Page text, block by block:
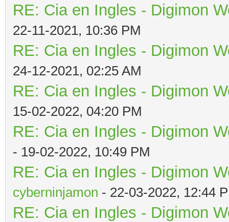
RE: Cia en Ingles - Digimon
22-11-2021, 10:36 PM
RE: Cia en Ingles - Digimon
24-12-2021, 02:25 AM
RE: Cia en Ingles - Digimon
15-02-2022, 04:20 PM
RE: Cia en Ingles - Digimon
- 19-02-2022, 10:49 PM
RE: Cia en Ingles - Digimon
cyberninjamon - 22-03-2022, 12:44
RE: Cia en Ingles - Digimon